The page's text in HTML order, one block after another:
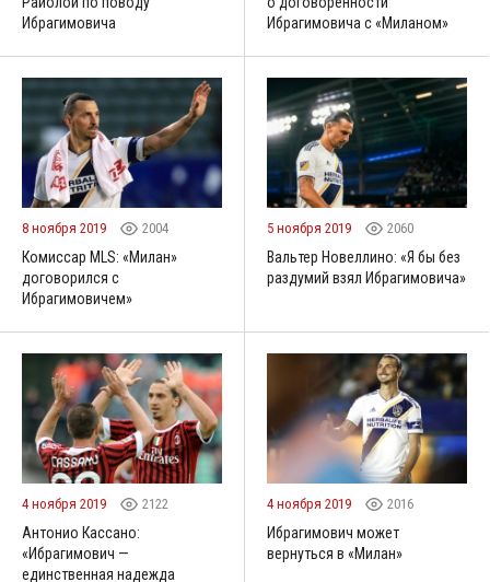
Ибрагимовича
Ибрагимовича с «Миланом»
8 ноября 2019 2004
Комиссар MLS: «Милан»
договорился с
Ибрагимовичем»
5 ноября 2019 2060
Вальтер Новеллино: «Я бы без
раздумий взял Ибрагимовича»
4 ноября 2019 2122
Антонио Кассано:
«Ибрагимович —
единственная надежда
4 ноября 2019 2016
Ибрагимович может
вернуться в «Милан»